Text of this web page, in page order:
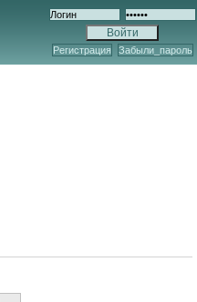
Регистрация Забыли_пароль